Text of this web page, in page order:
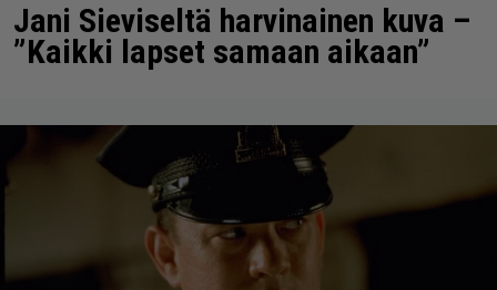
Jani Sieviseltä harvinainen kuva –
”Kaikki lapset samaan aikaan”